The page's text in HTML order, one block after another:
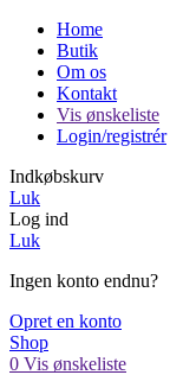
Home
Butik
Om os
Kontakt
Vis ønskeliste
Login/registrér
Indkøbskurv
Luk
Log ind
Luk
Ingen konto endnu?
Opret en konto
Shop
0 Vis ønskeliste